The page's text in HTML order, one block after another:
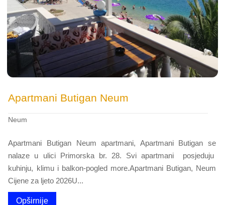
Apartmani Butigan Neum
Neum
Apartmani Butigan Neum apartmani, Apartmani Butigan se
nalaze u ulici Primorska br. 28. Svi apartmani posjeduju
kuhinju, klimu i balkon-pogled more.Apartmani Butigan, Neum
Cijene za ljeto 2026U...
Opširnije